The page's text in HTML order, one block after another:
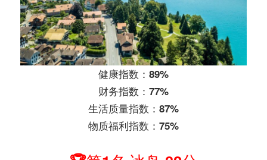
健康指数：89%
财务指数：77%
生活质量指数：87%
物质福利指数：75%